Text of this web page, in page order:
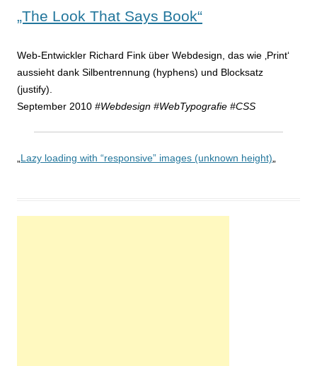
„The Look That Says Book“
Web-Entwickler Richard Fink über Webdesign, das wie ‚Print‘
aussieht dank Silbentrennung (hyphens) und Blocksatz
(justify).
September 2010 #Webdesign #WebTypografie #CSS
Lazy loading with “responsive” images (unknown height)